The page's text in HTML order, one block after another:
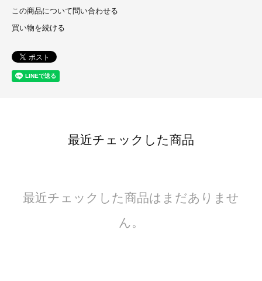
この商品について問い合わせる
買い物を続ける
最近チェックした商品
最近チェックした商品はまだありませ
ん。